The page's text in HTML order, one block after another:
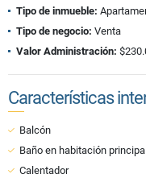
Tipo de inmueble:
Tipo de negocio: Venta
Valor Administración:
Características
Balcón
Baño en habitación principal
Calentador